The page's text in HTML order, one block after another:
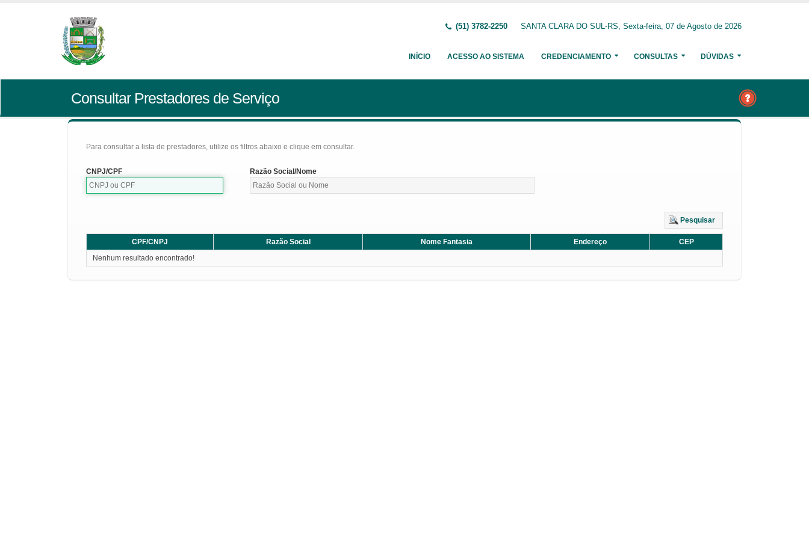
(51) 3782-2250 SANTA CLARA DO SUL-RS, Sexta-feira, 07 de Agosto de 2026
INÍCIO ACESSO AO SISTEMA CREDENCIAMENTO CONSULTAS DÚVIDAS
Consultar Prestadores de Serviço
Para consultar a lista de prestadores, utilize os filtros abaixo e clique em consultar.
CNPJ/CPF Razão Social/Nome
Pesquisar
CPF/CNPJ Razão Social Nome Fantasia Endereço
CEP
Nenhum resultado encontrado!